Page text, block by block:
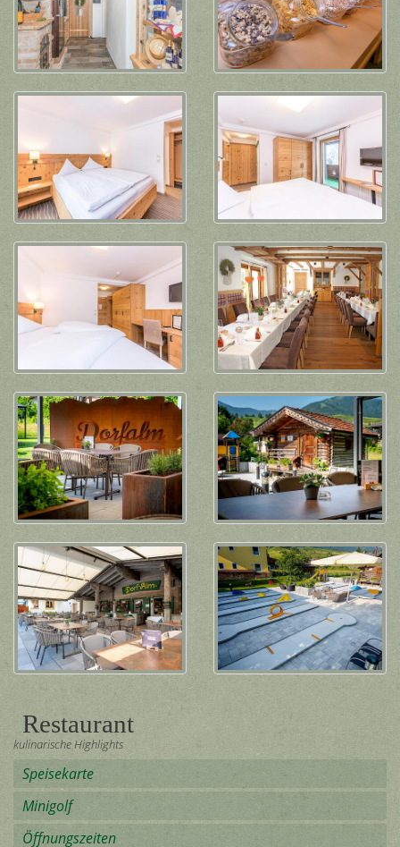
Restaurant
kulinarische Highlights
Speisekarte
Minigolf
Öffnungszeiten